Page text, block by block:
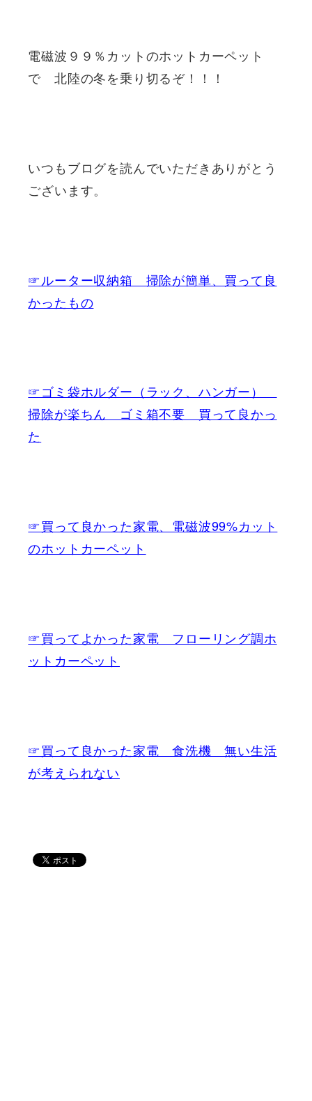
電磁波９９％カットのホットカーペット
で 北陸の冬を乗り切るぞ！！！
いつもブログを読んでいただきありがとう
ございます。
☞ルーター収納箱 掃除が簡単、買って良
かったもの
☞ゴミ袋ホルダー（ラック、ハンガー）
掃除が楽ちん ゴミ箱不要 買って良かっ
た
☞買って良かった家電、電磁波99%カット
のホットカーペット
☞買ってよかった家電 フローリング調ホ
ットカーペット
☞買って良かった家電 食洗機 無い生活
が考えられない